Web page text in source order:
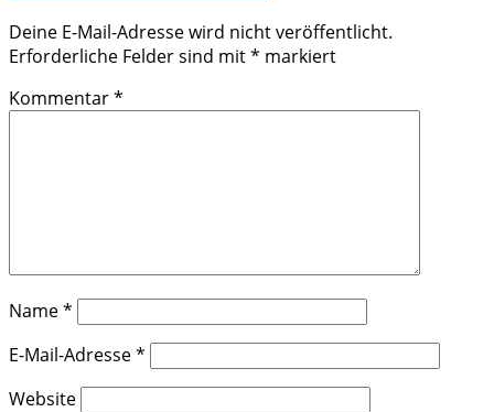
Deine E-Mail-Adresse wird nicht veröffentlicht.
Erforderliche Felder sind mit* markiert
Kommentar*
Name*
E-Mail-Adresse*
Website